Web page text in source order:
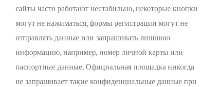
сайты часто работают нестабильно, некоторые кнопки
могут не нажиматься, формы регистрации могут не
отправлять данные или запрашивать лишнюю
информацию, например, номер личной карты или
паспортные данные. Официальная площадка никогда
не запрашивает такие конфиденциальные данные при